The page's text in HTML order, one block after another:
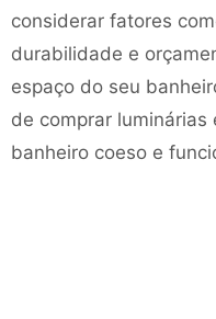
considerar fatores
durabilidade e
espaço do seu
de comprar luminárias
banheiro coeso e